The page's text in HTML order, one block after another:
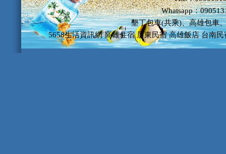
Whatsapp：
墾丁包車(共乘)、高雄包車
5658生活資訊網 高雄住宿 屏東民宿 高雄飯店 台南民